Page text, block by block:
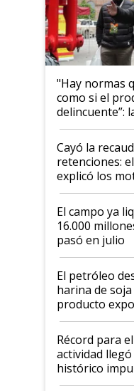
"Hay normas
como si el
delincuente”:
al Congreso
habló del
Cayó la
retenciones:
explicó los
El campo ya
16.000
pasó en julio
El petróleo
harina de
producto
el agro
diez dólares y
liderazgo en
récord
Récord para
actividad
histórico
cosecha y las